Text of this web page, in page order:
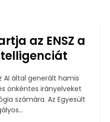
az ENSZ a
AI által generált hamis
önkéntes irányelveket
Az Egyesült